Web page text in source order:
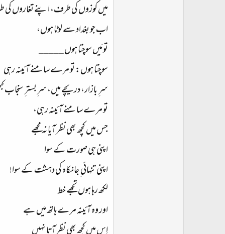
میں کوزوں کی طرف، اپنے تغاروں
اب جو بغداد سے لوٹا ہوں،
تو مَیں سوچتا ہوں _____
سوچتا ہوں: تو مرے سامنے آئینہ رہی
سر ِ بازار، دریچے میں، سر ِبستر ِ سنجاب
تو مرے سامنے آئینہ رہی،
جس میں کچھ بھی نظر آیا نہ مجھے
اپنی ہی صورت کے سوا
اپنی تنہائی ِ جانکاہ کی دہشت کے سوا!
لکھ رہا ہوں تجھے خط
اور وہ آئینہ مرے ہاتھ میں ہے